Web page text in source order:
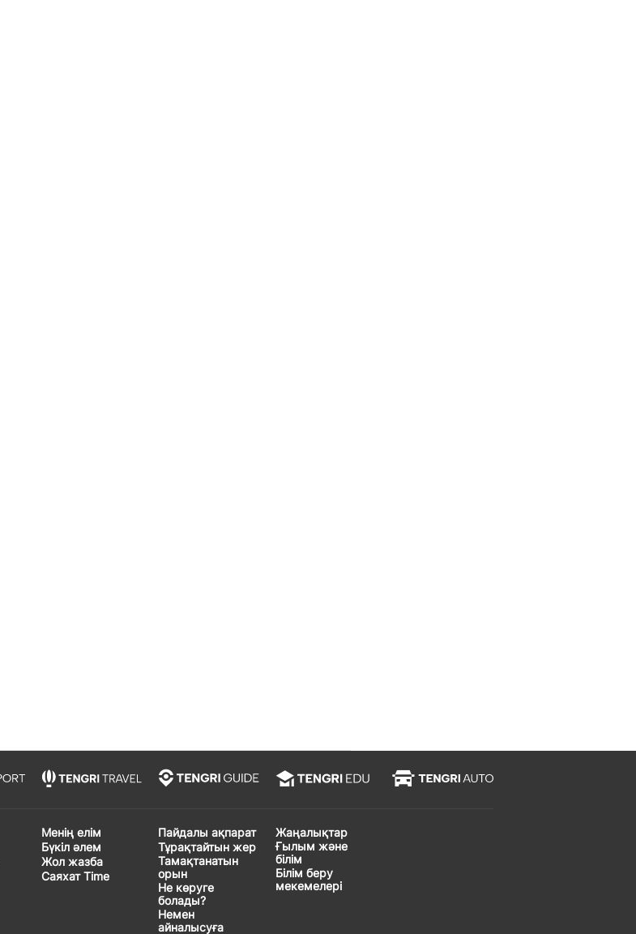
Менің елім
Бүкіл әлем
Жол жазба
Саяхат Time
Пайдалы ақпарат
Тұрақтайтын жер
Тамақтанатын
орын
Не көруге
болады?
Немен
айналысуға
Жаңалықтар
Ғылым және
білім
Білім беру
мекемелері